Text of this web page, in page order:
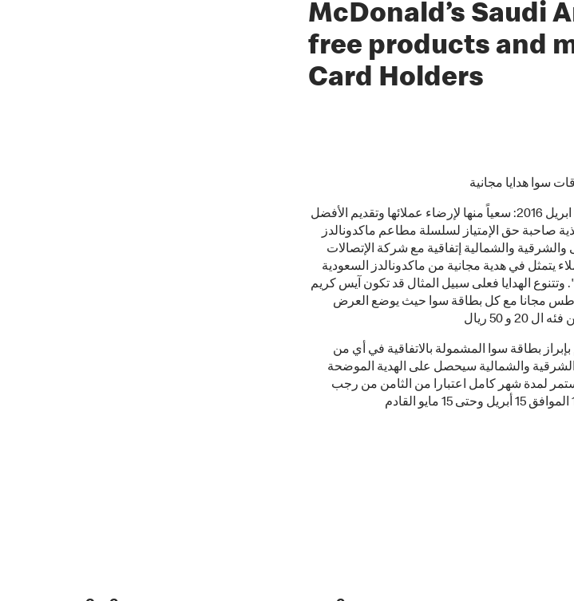
McDonald’s Saudi
free products and
Card Holders
سوا هدايا مجانية
الرياض، المملكة العربية السعودية - 18 ابريل 2016: سعياً منها لإرضاء عملائها وتقديم الأفضل
صاحبة حق الإمتياز لسلسلة مطاعم ماكدونالدز
والشمالية إتفاقية مع شركة الإتصالات
يتمثل في هدية مجانية من ماكدونالدز السعودية
الهدايا فعلى سبيل المثال قد تكون آيس كريم
مجانا مع كل بطاقة سوا حيث يوضع العرض
بطاقة سوا المشمولة بالاتفاقية في أي من
والشمالية سيحصل على الهدية الموضحة
لمدة شهر كامل اعتبارا من الثامن من رجب